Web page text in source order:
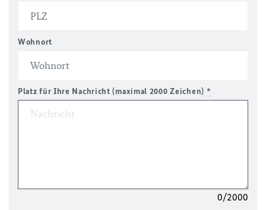
Wohnort
Platz für Ihre Nachricht (maximal 2000 Zeichen) *
0/2000